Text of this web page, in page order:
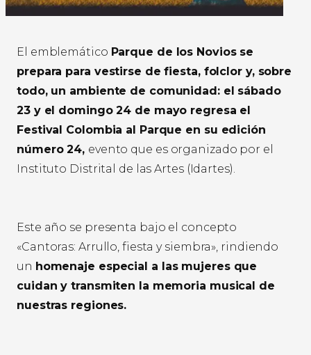
El emblemático Parque de los Novios se
prepara para vestirse de fiesta, folclor y, sobre
todo, un ambiente de comunidad: el sábado
23 y el domingo 24 de mayo regresa el
Festival Colombia al Parque en su edición
número 24, evento que es organizado por el
Instituto Distrital de las Artes (Idartes).
Este año se presenta bajo el concepto
«Cantoras: Arrullo, fiesta y siembra», rindiendo
un homenaje especial a las mujeres que
cuidan y transmiten la memoria musical de
nuestras regiones.